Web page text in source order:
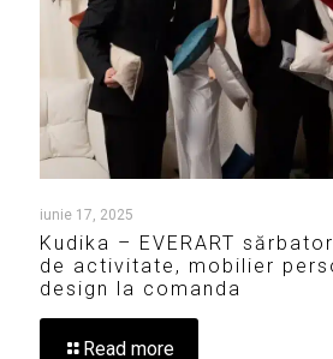
iunie 17, 2025
Kudika – EVERART
de activitate, mobilier
design la comanda
Read more